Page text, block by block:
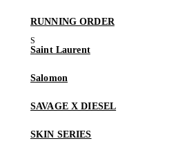
RUNNING ORDER
Saint Laurent
Salomon
SAVAGE X DIESEL
SKIN SERIES